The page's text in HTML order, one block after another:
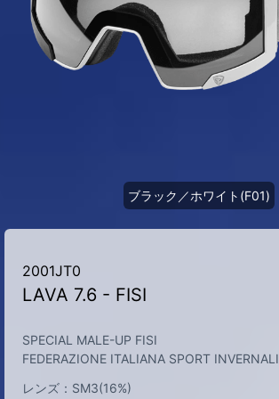
ブラック／ホワイト(F01)
2001JT0
LAVA 7.6 - FISI
SPECIAL MALE-UP FISI
FEDERAZIONE ITALIANA SPORT INVERNALI
レンズ：SM3(16%)